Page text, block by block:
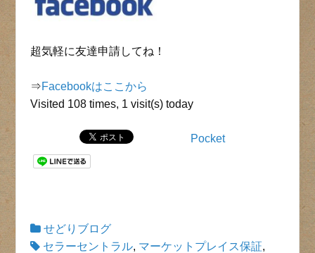
超気軽に友達申請してね！
⇒Facebookはここから
Visited 108 times, 1 visit(s) today
Pocket
せどりブログ
セラーセントラル, マーケットプレイス保証,